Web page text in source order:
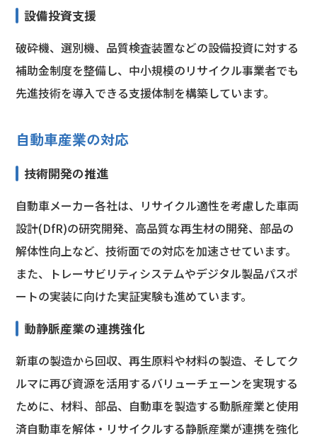
設備投資支援
破砕機、選別機、品質検査装置などの設備投資に対する
補助金制度を整備し、中小規模のリサイクル事業者でも
先進技術を導入できる支援体制を構築しています。
自動車産業の対応
技術開発の推進
自動車メーカー各社は、リサイクル適性を考慮した車両
設計(DfR)の研究開発、高品質な再生材の開発、部品の
解体性向上など、技術面での対応を加速させています。
また、トレーサビリティシステムやデジタル製品パスポ
ートの実装に向けた実証実験も進めています。
動静脈産業の連携強化
新車の製造から回収、再生原料や材料の製造、そしてク
ルマに再び資源を活用するバリューチェーンを実現する
ために、材料、部品、自動車を製造する動脈産業と使用
済自動車を解体・リサイクルする静脈産業が連携を強化